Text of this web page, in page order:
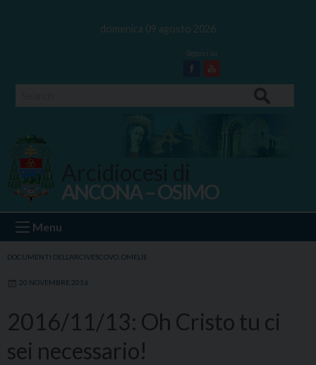
domenica 09 agosto 2026
Facebook
Youtube
Ancona Osimo
ANCONA – OSIMO
Menu
DOCUMENTI DELL'ARCIVESCOVO OMELIE
20 NOVEMBRE 2016
2016/11/13: Oh Cristo tu ci
sei necessario!